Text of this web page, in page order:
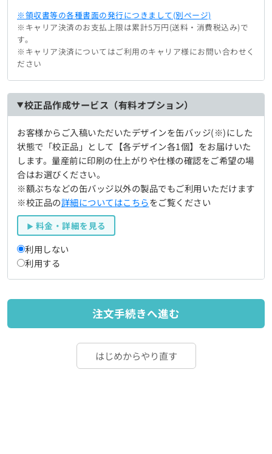
※領収書等の各種書面の発行につきまして(別ページ)
※キャリア決済のお支払上限は累計5万円(送料・消費税込み)で
す。
※キャリア決済についてはご利用のキャリア様にお問い合わせく
ださい
校正品作成サービス（有料オプション）
お客様からご入稿いただいたデザインを缶バッジ(※)にした
状態で「校正品」として【各デザイン各1個】をお届けいた
します。量産前に印刷の仕上がりや仕様の確認をご希望の場
合はお選びください。
※額ぷちなどの缶バッジ以外の製品でもご利用いただけます
※校正品の詳細についてはこちらをご覧ください
料金・詳細を見る
利用しない
利用する
注文手続きへ進む
はじめからやり直す